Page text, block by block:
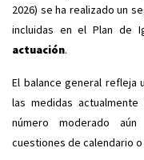
2026) se ha realizado un
incluidas en el Plan de
actuación.
El balance general refleja
las medidas
número moderado
cuestiones de calendario